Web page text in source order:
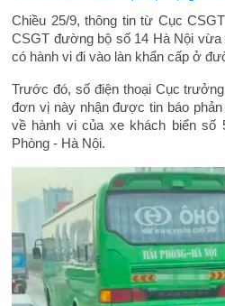
Chiều 25/9, thông tin từ Cục
CSGT đường bộ số 14 Hà Nội
có hành vi đi vào làn khẩn cấp ở
Trước đó, số điện thoại Cục
đơn vị này nhận được tin báo
về hành vi của xe khách biển số
Phòng - Hà Nội.